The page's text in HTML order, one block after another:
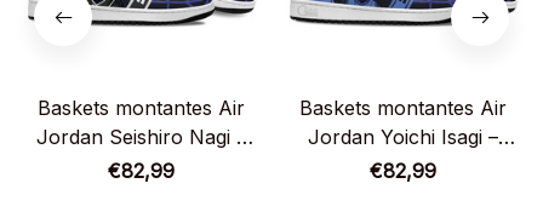
Baskets montantes Air
Jordan Seishiro Nagi –
Chaussures montantes
€82,99
Baskets montantes Air
Jordan Yoichi Isagi –
Chaussures montantes
€82,99